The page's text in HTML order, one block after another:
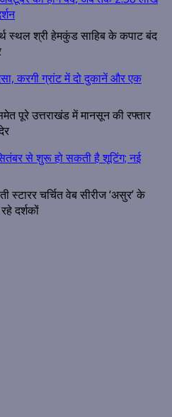
स्थल श्री हेमकुंड साहिब के कपाट बंद
करगी ग्रांट में दो दुकानें और एक
पूरे उत्तराखंड में मानसून की रफ्तार
से शुरू हो सकती है शूटिंग; नई
स्टारर चर्चित वेब सीरीज ‘असुर’ के
दर्शकों